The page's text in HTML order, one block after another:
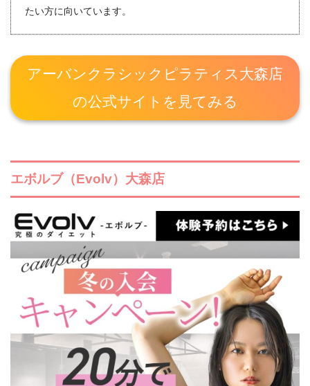
たい方に向いています。
アーバンクラシックピラティス大森店
の公式サイトを見てみる
エボルブ（Evolv）大森店